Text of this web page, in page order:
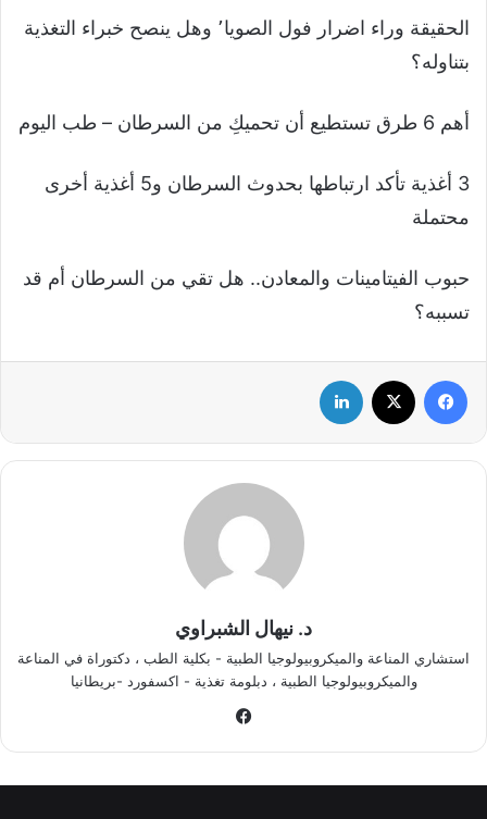
الحقيقة وراء اضرار فول الصويا٬ وهل ينصح خبراء التغذية
بتناوله؟
أهم 6 طرق تستطيع أن تحميكِ من السرطان – طب اليوم
3 أغذية تأكد ارتباطها بحدوث السرطان و5 أغذية أخرى
محتملة
حبوب الفيتامينات والمعادن.. هل تقي من السرطان أم قد
تسببه؟
د. نيهال الشبراوي
استشاري المناعة والميكروبيولوجيا الطبية - بكلية الطب ، دكتوراة في المناعة
والميكروبيولوجيا الطبية ، دبلومة تغذية - اكسفورد -بريطانيا